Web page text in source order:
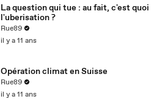
La question qui tue : au fait, c'est quoi
l'uberisation ?
Rue89
il y a 11 ans
Opération climat en Suisse
Rue89
il y a 11 ans